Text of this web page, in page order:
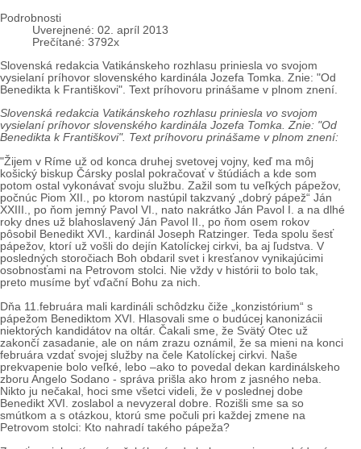
Podrobnosti
Uverejnené: 02. apríl 2013
Prečítané: 3792x
Slovenská redakcia Vatikánskeho rozhlasu priniesla vo svojom
vysielaní príhovor slovenského kardinála Jozefa Tomka. Znie: "Od
Benedikta k Františkovi". Text príhovoru prinášame v plnom znení.
Slovenská redakcia Vatikánskeho rozhlasu priniesla vo svojom
vysielaní príhovor slovenského kardinála Jozefa Tomka. Znie: "Od
Benedikta k Františkovi". Text príhovoru prinášame v plnom znení:
"Žijem v Ríme už od konca druhej svetovej vojny, keď ma môj
košický biskup Čársky poslal pokračovať v štúdiách a kde som
potom ostal vykonávať svoju službu. Zažil som tu veľkých pápežov,
počnúc Piom XII., po ktorom nastúpil takzvaný „dobrý pápež“ Ján
XXIII., po ňom jemný Pavol VI., nato nakrátko Ján Pavol I. a na dlhé
roky dnes už blahoslavený Ján Pavol II., po ňom osem rokov
pôsobil Benedikt XVI., kardinál Joseph Ratzinger. Teda spolu šesť
pápežov, ktorí už vošli do dejín Katolíckej cirkvi, ba aj ľudstva. V
posledných storočiach Boh obdaril svet i kresťanov vynikajúcimi
osobnosťami na Petrovom stolci. Nie vždy v histórii to bolo tak,
preto musíme byť vďační Bohu za nich.
Dňa 11.februára mali kardináli schôdzku čiže „konzistórium“ s
pápežom Benediktom XVI. Hlasovali sme o budúcej kanonizácii
niektorých kandidátov na oltár. Čakali sme, že Svätý Otec už
zakončí zasadanie, ale on nám zrazu oznámil, že sa mieni na konci
februára vzdať svojej služby na čele Katolíckej cirkvi. Naše
prekvapenie bolo veľké, lebo –ako to povedal dekan kardinálskeho
zboru Angelo Sodano - správa prišla ako hrom z jasného neba.
Nikto ju nečakal, hoci sme všetci videli, že v poslednej dobe
Benedikt XVI. zoslabol a nevyzeral dobre. Rozišli sme sa so
smútkom a s otázkou, ktorú sme počuli pri každej zmene na
Petrovom stolci: Kto nahradí takého pápeža?